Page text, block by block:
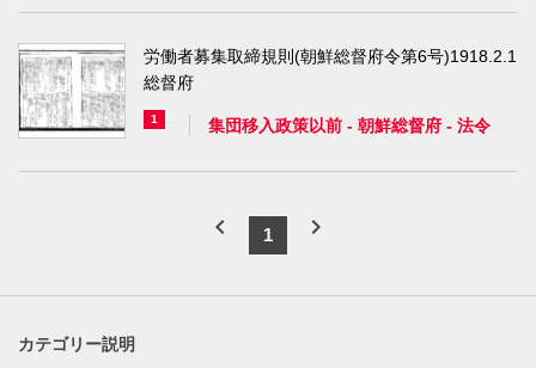
カテゴリー説明
労働者募集取締規則(朝鮮総督府令第6号)1918.2.1
総督府
1 集団移入政策以前 - 朝鮮総督府 - 法令
chevron_left 1 chevron_right